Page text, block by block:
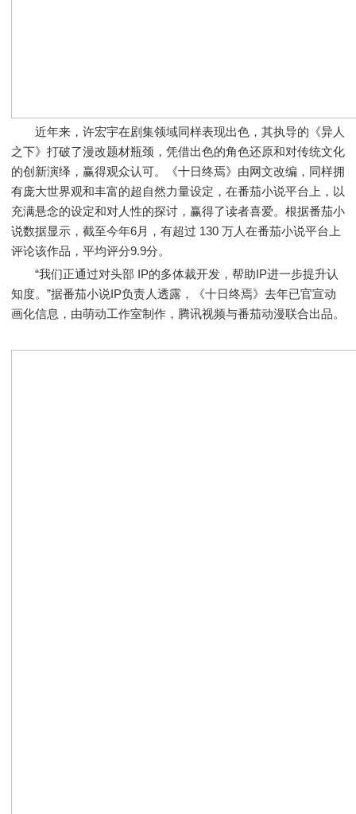
近年来，许宏宇在剧集领域同样表现出色，其执导的《异人
之下》打破了漫改题材瓶颈，凭借出色的角色还原和对传统文化
的创新演绎，赢得观众认可。《十日终焉》由网文改编，同样拥
有庞大世界观和丰富的超自然力量设定，在番茄小说平台上，以
充满悬念的设定和对人性的探讨，赢得了读者喜爱。根据番茄小
说数据显示，截至今年6月，有超过 130 万人在番茄小说平台上
评论该作品，平均评分9.9分。
“我们正通过对头部 IP的多体裁开发，帮助IP进一步提升认
知度。”据番茄小说IP负责人透露，《十日终焉》去年已官宣动
画化信息，由萌动工作室制作，腾讯视频与番茄动漫联合出品。